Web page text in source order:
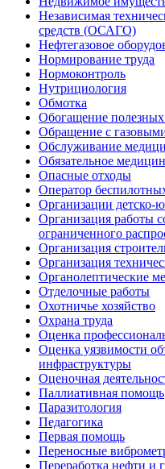
Независимая
средств (ОСАГО)
Нефтегазовое
Нормирование труда
Нормоконтроль
Нутрициология
Обмотка
Обогащение
Обращение с
Обслуживание
Обязательное
Опасные отходы
Оператор
Организации детско-
Организация работы
ограниченного
Организация
Организация
Органолептические
Отделочные работы
Охотничье хозяйство
Охрана труда
Оценка
Оценка уязвимости
инфраструктуры
Оценочная
Паллиативная помощь
Паразитология
Педагогика
Первая помощь
Переносные
Переработка нефти и